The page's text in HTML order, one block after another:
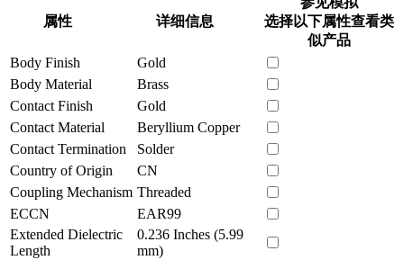
属性 详细信息
选择以下属性查看类
似产品
Body Finish
Gold
Body Material
Brass
Contact Finish
Gold
Contact Material
Beryllium Copper
Contact Termination
Solder
Country of Origin
CN
Coupling Mechanism Threaded
ECCN
EAR99
Extended Dielectric
Length
0.236 Inches (5.99
mm)